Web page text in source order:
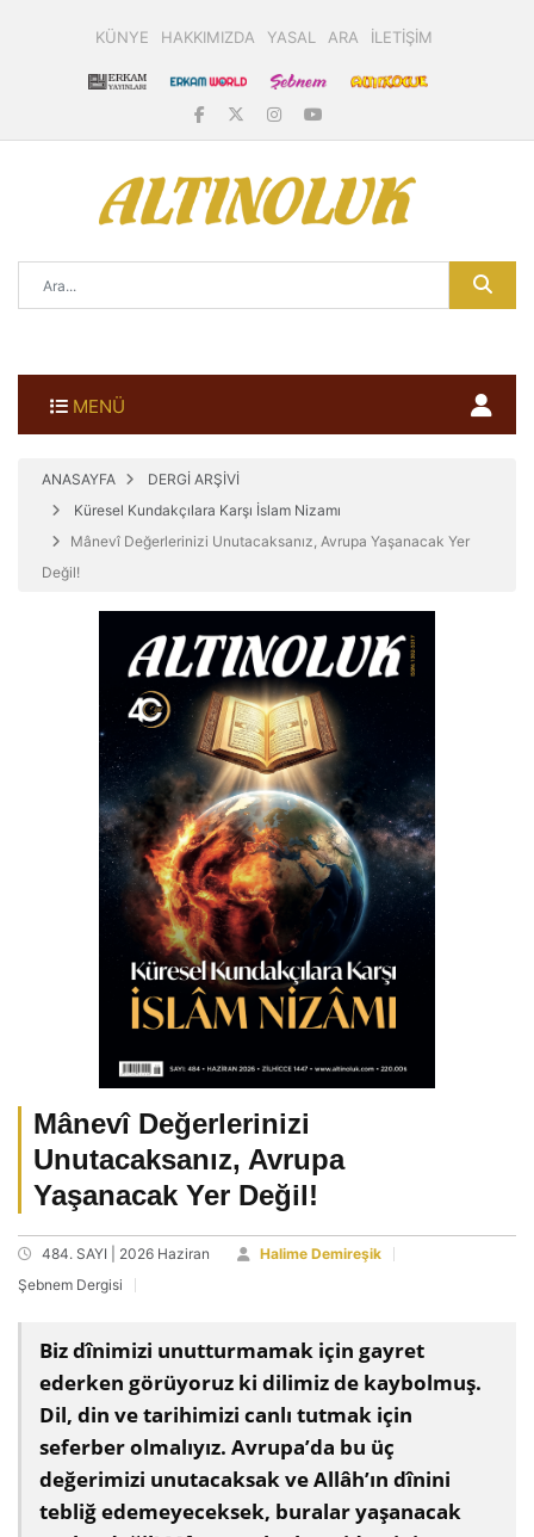
KÜNYE HAKKIMIZDA YASAL ARA İLETİŞİM
MENÜ
ANASAYFA
DERGİ ARŞİVİ
Küresel Kundakçılara Karşı İslam Nizamı
Mânevî Değerlerinizi Unutacaksanız, Avrupa Yaşanacak Yer
Değil!
Mânevî Değerlerinizi
Unutacaksanız, Avrupa
Yaşanacak Yer Değil!
484. SAYI | 2026 Haziran
Halime Demireşik
Şebnem Dergisi
Biz dînimizi unutturmamak için gayret
ederken görüyoruz ki dilimiz de kaybolmuş.
Dil, din ve tarihimizi canlı tutmak için
seferber olmalıyız. Avrupa’da bu üç
değerimizi unutacaksak ve Allâh’ın dînini
tebliğ edemeyeceksek, buralar yaşanacak